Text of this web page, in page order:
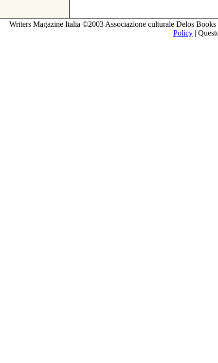
Writers Magazine Italia ©2003 Associazione culturale Delos
Policy |